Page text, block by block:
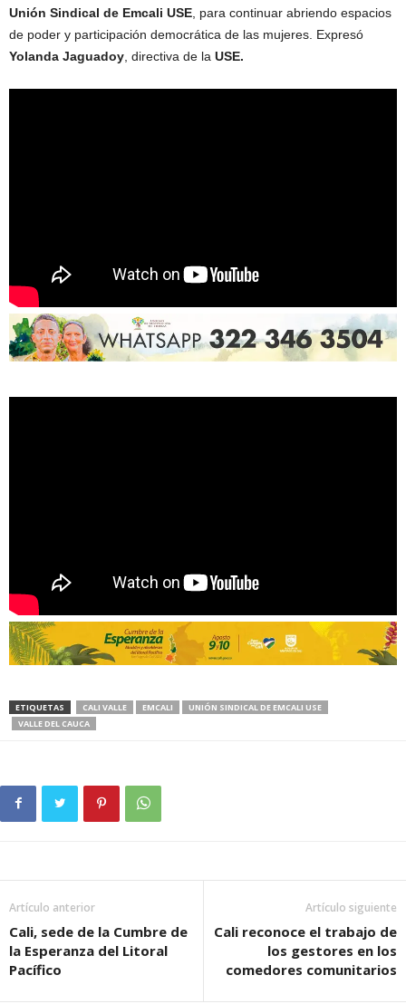
Unión Sindical de Emcali USE , para continuar abriendo espacios
de poder y participación democrática de las mujeres. Expresó
Yolanda Jaguadoy , directiva de la USE.
ETIQUETAS CALI VALLE EMCALI
UNIÓN SINDICAL DE EMCALI USE
VALLE DEL CAUCA
Artículo anterior
Cali, sede de la Cumbre de
la Esperanza del Litoral
Pacífico
Artículo siguiente
Cali reconoce el trabajo de
los gestores en los
comedores comunitarios